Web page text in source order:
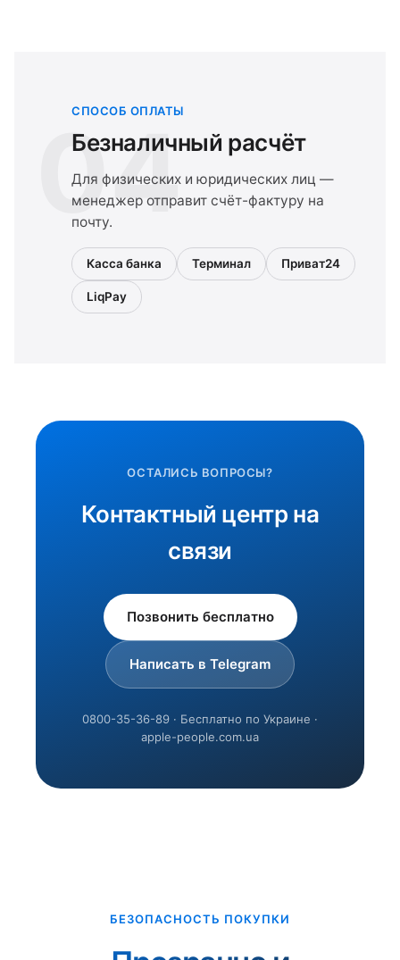
04
СПОСОБ ОПЛАТЫ
Безналичный расчёт
Для физических и юридических лиц —
менеджер отправит счёт-фактуру на
почту.
Касса банка Терминал Приват24
LiqPay
ОСТАЛИСЬ ВОПРОСЫ?
Контактный центр на
связи
Позвонить бесплатно
Написать в Telegram
0800-35-36-89 · Бесплатно по Украине ·
apple-people.com.ua
БЕЗОПАСНОСТЬ ПОКУПКИ